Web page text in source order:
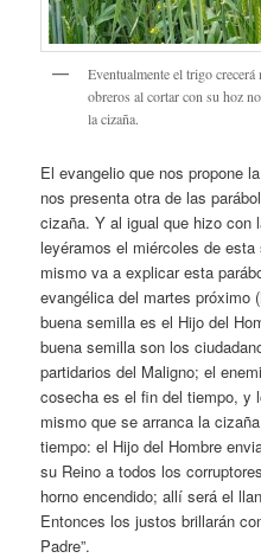
Eventualmente el trigo
obreros al cortar con su hoz
la cizaña.
El evangelio que nos propone
nos presenta otra de las
cizaña. Y al igual que hizo con
leyéramos el miércoles de
mismo va a explicar esta
evangélica del martes próximo
buena semilla es el Hijo del
buena semilla son los
partidarios del Maligno; el
cosecha es el fin del tiempo, y
mismo que se arranca la
tiempo: el Hijo del Hombre
su Reino a todos los
horno encendido; allí será el
Entonces los justos brillarán
Padre”.